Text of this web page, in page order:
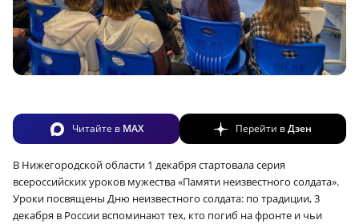
Читайте в MAX Перейти вДзен
В Нижегородской области 1 декабря стартовала серия
всероссийских уроков мужества «Памяти неизвестного солдата».
Уроки посвящены Дню неизвестного солдата: по традиции, 3
декабря в России вспоминают тех, кто погиб на фронте и чьи